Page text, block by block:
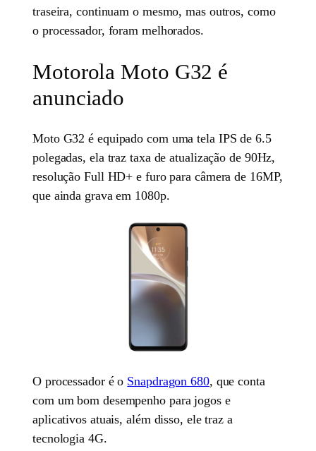
traseira, continuam o mesmo, mas outros, como
o processador, foram melhorados.
Motorola Moto G32 é
anunciado
Moto G32 é equipado com uma tela IPS de 6.5
polegadas, ela traz taxa de atualização de 90Hz,
resolução Full HD+ e furo para câmera de 16MP,
que ainda grava em 1080p.
O processador é o Snapdragon 680, que conta
com um bom desempenho para jogos e
aplicativos atuais, além disso, ele traz a
tecnologia 4G.